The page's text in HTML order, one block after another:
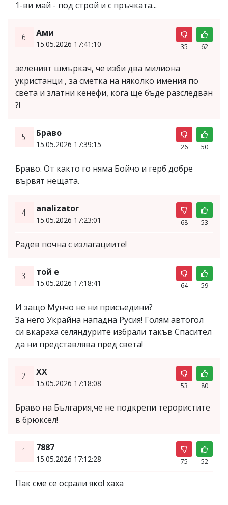
1-ви май - под строй и с пръчката...
6. Ами
15.05.2026 17:41:10 35 62
зеленият шмъркач, че изби два милиона
укристанци , за сметка на няколко имения по
света и златни кенефи, кога ще бъде разследван
?!
5. Браво
15.05.2026 17:39:15 26 50
Браво. От както го няма Бойчо и герб добре
вървят нещата.
4. analizator
15.05.2026 17:23:01 68 53
Радев почна с излагациите!
3. той е
15.05.2026 17:18:41 64 59
И защо Мунчо не ни присъедини?
За него Украйна нападна Русия! Голям автогол
си вкараха селяндурите избрали такъв Спасител
да ни представлява пред света!
2. XX
15.05.2026 17:18:08 53 80
Браво на България,че не подкрепи терористите
в брюксел!
1. 7887
15.05.2026 17:12:28 75 52
Пак сме се осрали яко! хаха